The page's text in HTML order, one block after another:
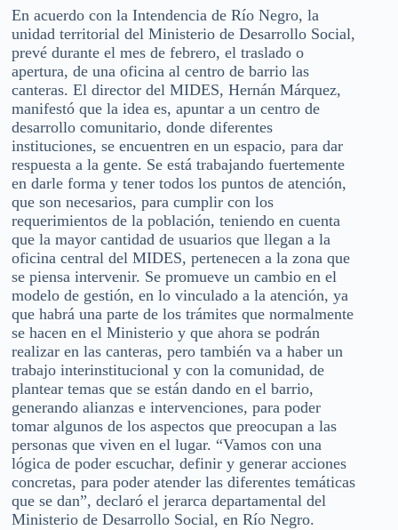
En acuerdo con la Intendencia de Río Negro, la
unidad territorial del Ministerio de Desarrollo Social,
prevé durante el mes de febrero, el traslado o
apertura, de una oficina al centro de barrio las
canteras. El director del MIDES, Hernán Márquez,
manifestó que la idea es, apuntar a un centro de
desarrollo comunitario, donde diferentes
instituciones, se encuentren en un espacio, para dar
respuesta a la gente. Se está trabajando fuertemente
en darle forma y tener todos los puntos de atención,
que son necesarios, para cumplir con los
requerimientos de la población, teniendo en cuenta
que la mayor cantidad de usuarios que llegan a la
oficina central del MIDES, pertenecen a la zona que
se piensa intervenir. Se promueve un cambio en el
modelo de gestión, en lo vinculado a la atención, ya
que habrá una parte de los trámites que normalmente
se hacen en el Ministerio y que ahora se podrán
realizar en las canteras, pero también va a haber un
trabajo interinstitucional y con la comunidad, de
plantear temas que se están dando en el barrio,
generando alianzas e intervenciones, para poder
tomar algunos de los aspectos que preocupan a las
personas que viven en el lugar. “Vamos con una
lógica de poder escuchar, definir y generar acciones
concretas, para poder atender las diferentes temáticas
que se dan”, declaró el jerarca departamental del
Ministerio de Desarrollo Social, en Río Negro.